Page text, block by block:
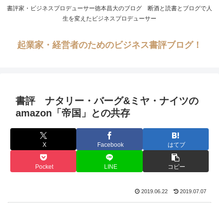
書評家・ビジネスプロデューサー徳本昌大のブログ 断酒と読書とブログで人
生を変えたビジネスプロデューサー
起業家・経営者のためのビジネス書評ブログ！
書評 ナタリー・バーグ&ミヤ・ナイツの
amazon「帝国」との共存
X Facebook はてブ
Pocket LINE コピー
2019.06.22 2019.07.07